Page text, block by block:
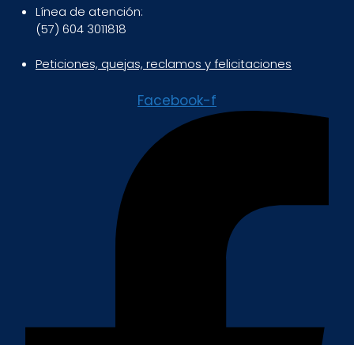
Línea de atención:
(57) 604 3011818
Peticiones, quejas, reclamos y felicitaciones
Facebook-f